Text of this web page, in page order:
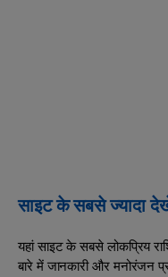
साइट के सबसे ज्यादा
यहां साइट के सबसे लोकप्रिय
बारे में जानकारी और मनोरंजन